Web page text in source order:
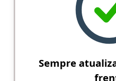
Sempre